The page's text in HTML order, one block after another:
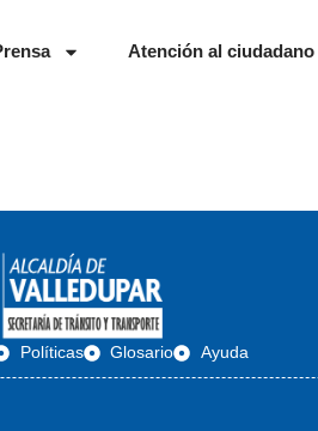
Atención al ciudadano
Políticas Glosario Ayuda